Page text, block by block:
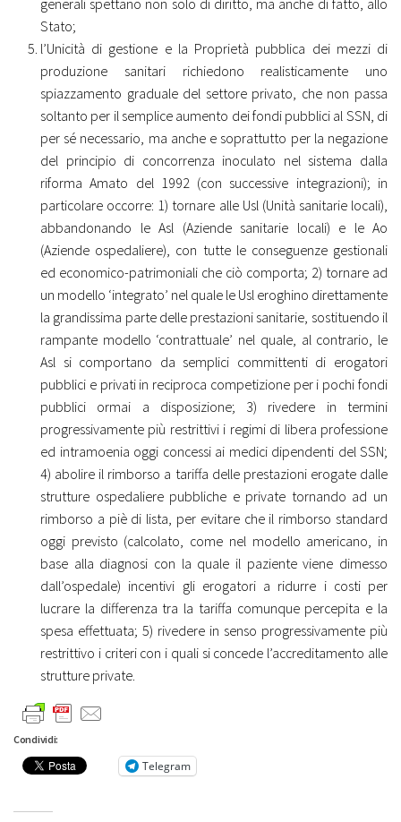
Stato;
l’Unicità di gestione e la Proprietà pubblica dei mezzi di
produzione sanitari richiedono realisticamente uno
spiazzamento graduale del settore privato, che non passa
soltanto per il semplice aumento dei fondi pubblici al SSN, di
per sé necessario, ma anche e soprattutto per la negazione
del principio di concorrenza inoculato nel sistema dalla
riforma Amato del 1992 (con successive integrazioni); in
particolare occorre: 1) tornare alle Usl (Unità sanitarie locali),
abbandonando le Asl (Aziende sanitarie locali) e le Ao
(Aziende ospedaliere), con tutte le conseguenze gestionali
ed economico-patrimoniali che ciò comporta; 2) tornare ad
un modello ‘integrato’ nel quale le Usl eroghino direttamente
la grandissima parte delle prestazioni sanitarie, sostituendo il
rampante modello ‘contrattuale’ nel quale, al contrario, le
Asl si comportano da semplici committenti di erogatori
pubblici e privati in reciproca competizione per i pochi fondi
pubblici ormai a disposizione; 3) rivedere in termini
progressivamente più restrittivi i regimi di libera professione
ed intramoenia oggi concessi ai medici dipendenti del SSN;
4) abolire il rimborso a tariffa delle prestazioni erogate dalle
strutture ospedaliere pubbliche e private tornando ad un
rimborso a piè di lista, per evitare che il rimborso standard
oggi previsto (calcolato, come nel modello americano, in
base alla diagnosi con la quale il paziente viene dimesso
dall’ospedale) incentivi gli erogatori a ridurre i costi per
lucrare la differenza tra la tariffa comunque percepita e la
spesa effettuata; 5) rivedere in senso progressivamente più
restrittivo i criteri con i quali si concede l’accreditamento alle
strutture private.
Condividi:
Telegram